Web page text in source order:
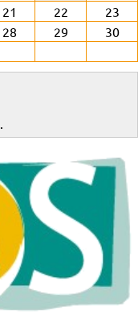
21 22
23
28 29
30